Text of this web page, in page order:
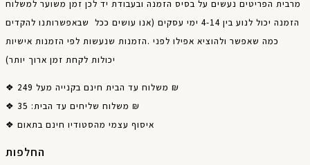
מרבית הפריטים נעשים על בסיס הזמנה ובעבודת יד לכן זמן משוער למשלוח
הזמנה יכול לנוע בין ימי עסקים (אנו עושים ככל שבאפשרותנו להקדים
כמה שאפשר ולהוציא אפילו לפני .הזמנות שנעשות לפי הזמנות אישיות
יכולות לקחת זמן ארוך יותר)
❖ משלוח עד הבית חינם בקנייה מעל 249 ₪
❖ משלוח שליחים עד הבית: 35 ₪
❖ איסוף עצמי מהסטודיו חינם בתאום
החלפות